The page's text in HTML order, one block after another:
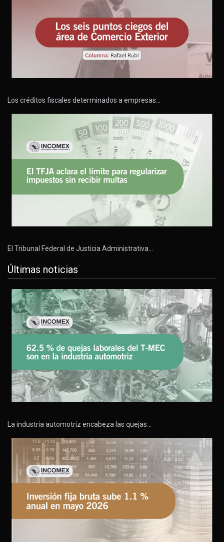
Los créditos fiscales determinados a empresas…
El Tribunal Federal de Justicia Administrativa…
Últimas noticias
La industria automotriz encabeza las quejas…